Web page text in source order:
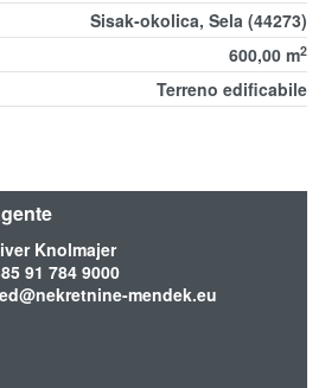
Sisak-okolica, Sela (44273)
600,00 m2
Terreno edificabile
Knolmajer
91 784 9000
mendek.eu